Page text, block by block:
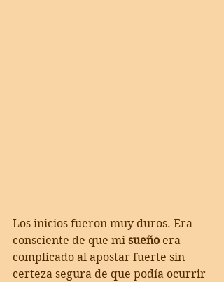
Los inicios fueron muy duros. Era
consciente de que mi sueño era
complicado al apostar fuerte sin
certeza segura de que podía ocurrir